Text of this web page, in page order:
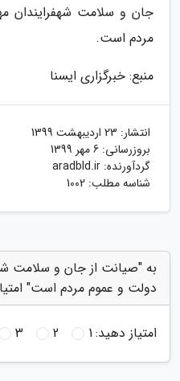
جان و سلامت شهفرایندان
مردم است.
منبع: خبرگزاری ایسنا
انتشار: 23 اردیبهشت 1399
بروزرسانی: 6 مهر 1399
گردآورنده: aradbld.ir
شناسه مطلب: 1002
به "صیانت از جان و سلامت
دولت و عموم مردم است"
امتیاز دهید:1
2
3